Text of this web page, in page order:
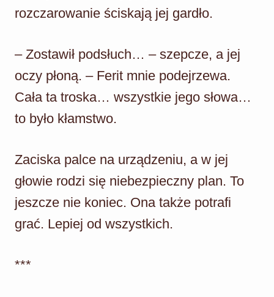
rozczarowanie ściskają jej gardło.
– Zostawił podsłuch… – szepcze, a jej
oczy płoną. – Ferit mnie podejrzewa.
Cała ta troska… wszystkie jego słowa…
to było kłamstwo.
Zaciska palce na urządzeniu, a w jej
głowie rodzi się niebezpieczny plan. To
jeszcze nie koniec. Ona także potrafi
grać. Lepiej od wszystkich.
***